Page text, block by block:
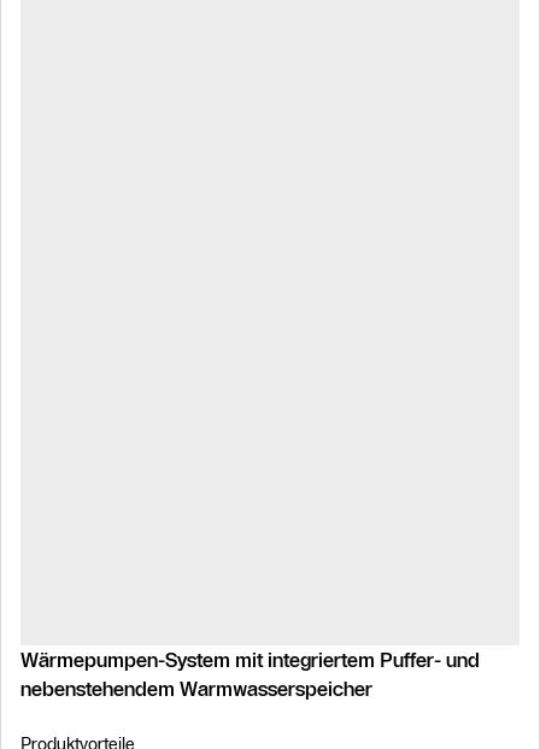
Wärmepumpen-System mit integriertem Puffer- und
nebenstehendem Warmwasserspeicher
Produktvorteile